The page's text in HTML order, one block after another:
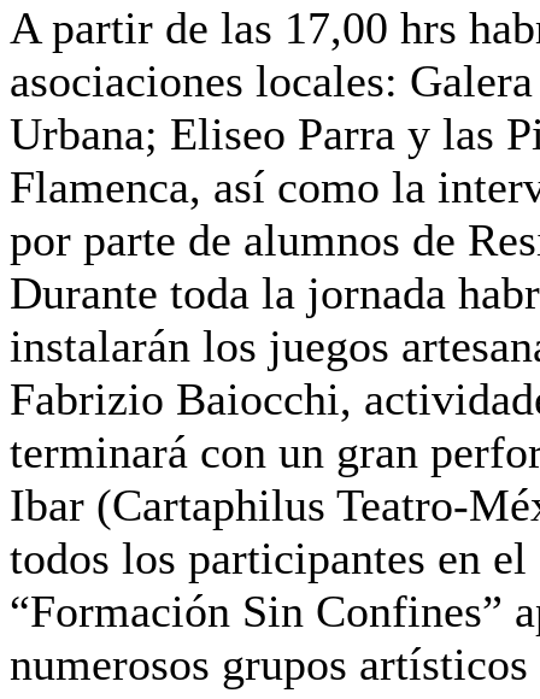
A partir de las 17,00 hrs
asociaciones locales:
Urbana; Eliseo Parra y las
Flamenca, así como la
por parte de alumnos de
Durante toda la jornada
instalarán los juegos
Fabrizio Baiocchi,
terminará con un gran
Ibar (Cartaphilus Teatro-
todos los participantes en
“Formación Sin Confines”
numerosos grupos